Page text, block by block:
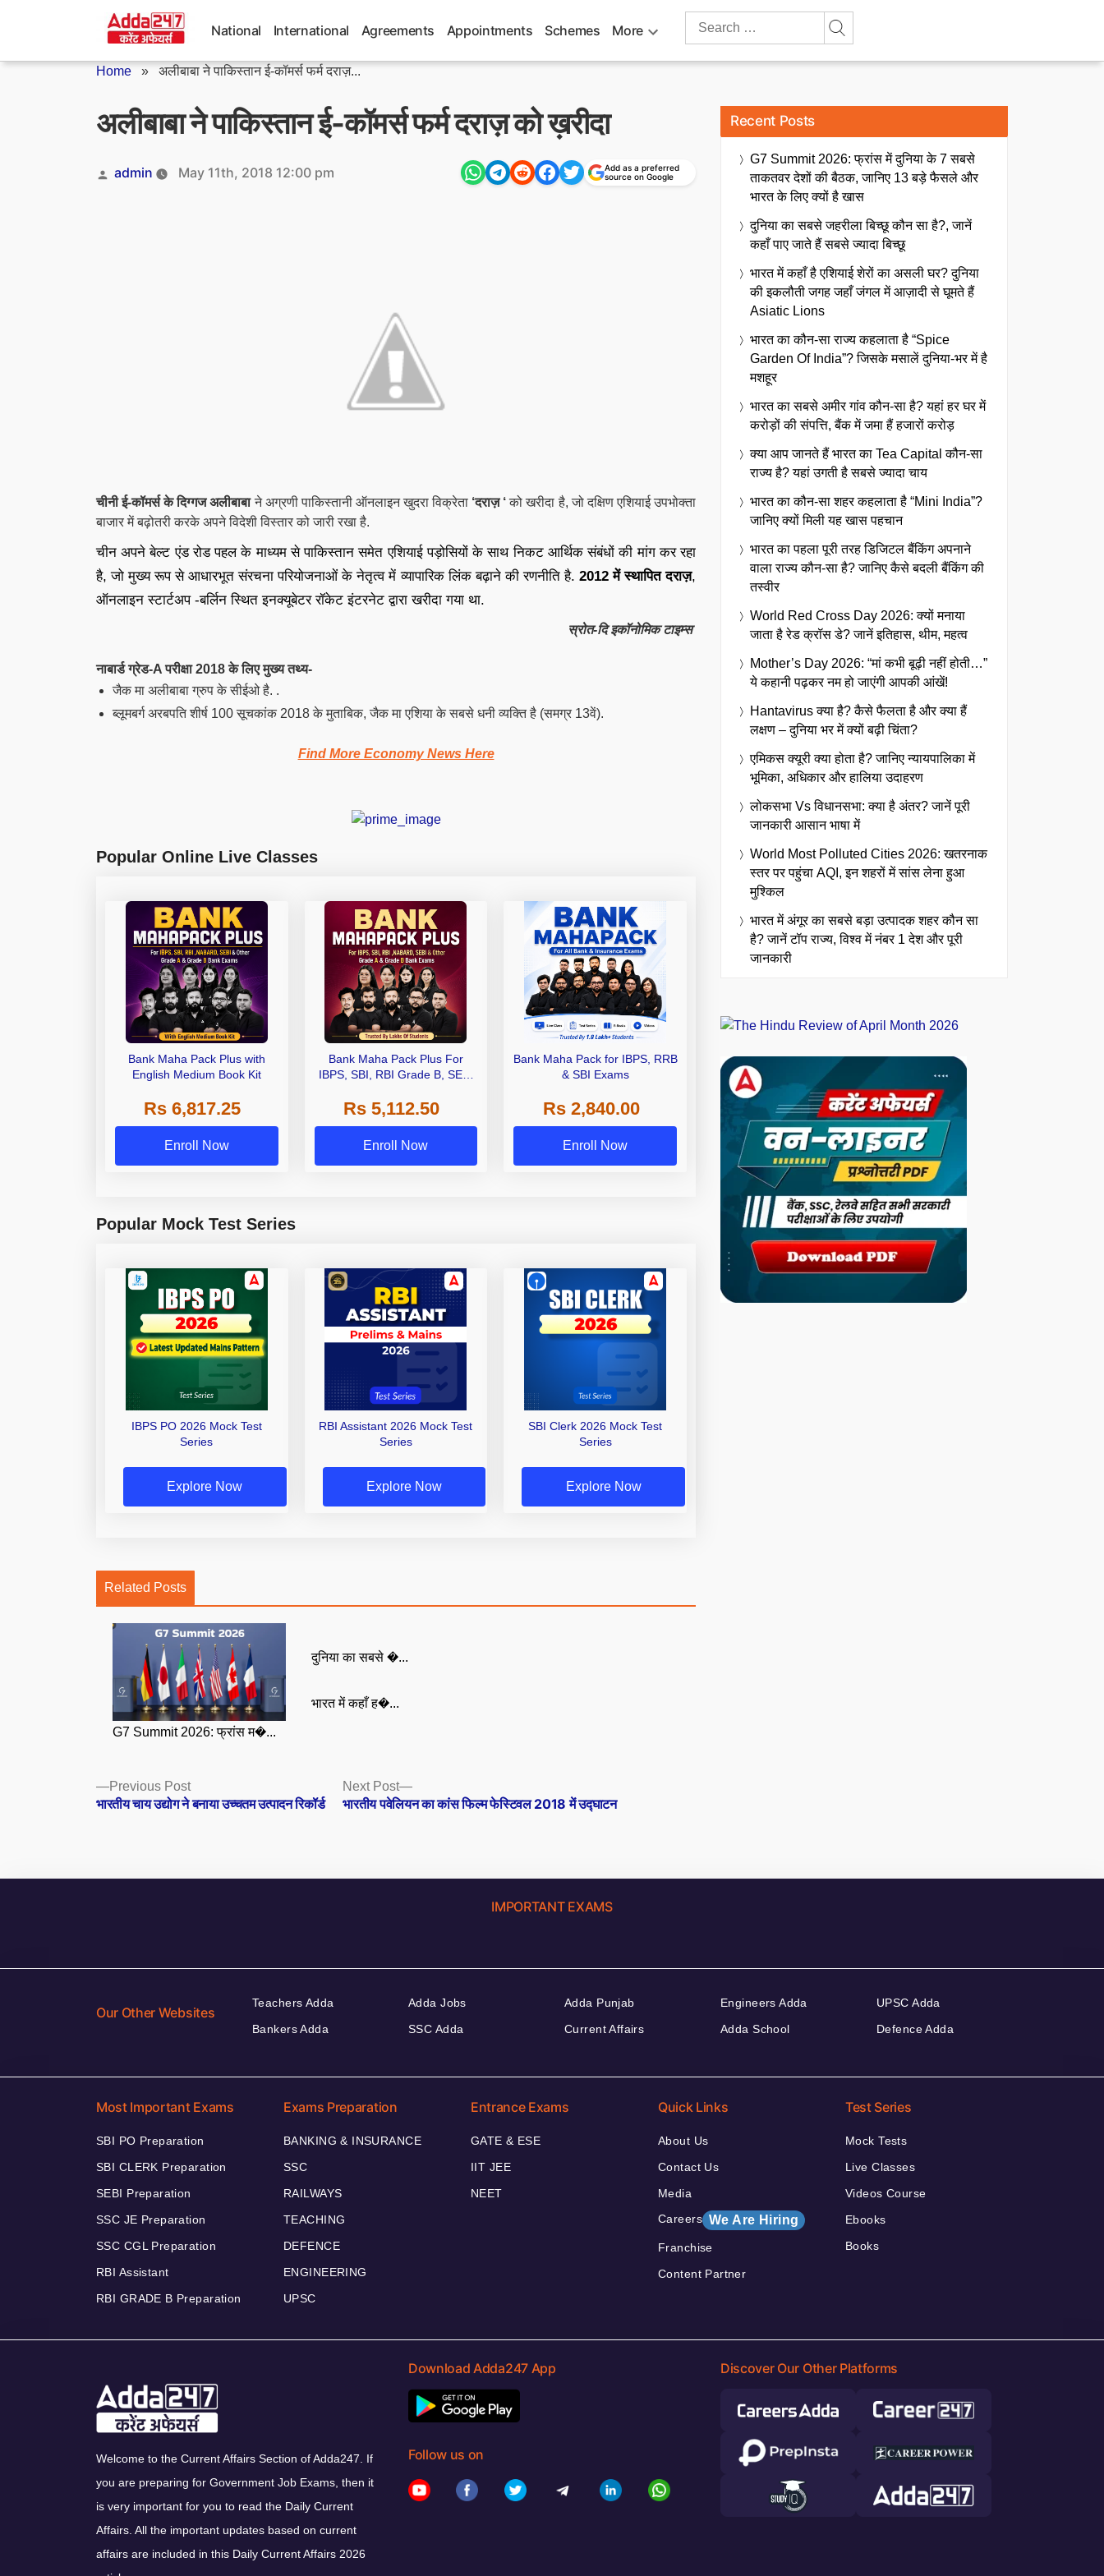
National International Agreements Appointments Schemes More
Search
Home » अलीबाबा ने पाकिस्तान ई-कॉमर्स फर्म दराज़...
अलीबाबा ने पाकिस्तान ई-कॉमर्स फर्म दराज़ को ख़रीदा
Posted
admin May 11th, 2018 12:00 pm
Add as a preferred
source on Google
चीनी ई-कॉमर्स के दिग्गज अलीबाबाने अग्रणी पाकिस्तानी ऑनलाइन खुदरा विक्रेता ‘दराज़ ‘को खरीदा है, जो दक्षिण एशियाई उपभोक्ता
बाजार में बढ़ोतरी करके अपने विदेशी विस्तार को जारी रखा है.
चीन अपने बेल्ट एंड रोड पहल के माध्यम से पाकिस्तान समेत एशियाई पड़ोसियों के साथ निकट आर्थिक संबंधों की मांग कर रहा
है, जो मुख्य रूप से आधारभूत संरचना परियोजनाओं के नेतृत्व में व्यापारिक लिंक बढ़ाने की रणनीति है. 2012 में स्थापित दराज़,
ऑनलाइन स्टार्टअप -बर्लिन स्थित इनक्यूबेटर रॉकेट इंटरनेट द्वारा खरीदा गया था.
स्रोत-दि इकॉनोमिक टाइम्स
नाबार्ड ग्रेड-A परीक्षा 2018 के लिए मुख्य तथ्य-
जैक मा अलीबाबा ग्रुप के सीईओ है. .
ब्लूमबर्ग अरबपति शीर्ष 100 सूचकांक 2018 के मुताबिक, जैक मा एशिया के सबसे धनी व्यक्ति है (समग्र 13वें).
Find More Economy News Here
Popular Online Live Classes
Bank Maha Pack Plus with
English Medium Book Kit
Rs 6,817.25
Enroll Now
Bank Maha Pack Plus For
IBPS, SBI, RBI Grade B, SEBI
Other Grade A & Grade B Bank
Exams
Rs 5,112.50
Enroll Now
Bank Maha Pack for IBPS, RRB
& SBI Exams
Rs 2,840.00
Enroll Now
Popular Mock Test Series
IBPS PO 2026 Mock Test
Series
Explore Now
RBI Assistant 2026 Mock Test
Series
Explore Now
SBI Clerk 2026 Mock Test
Series
Explore Now
Related Posts
G7 Summit 2026: फ्रांस म�...
दुनिया का सबसे �...
भारत में कहाँ ह�...
Posts
navigation
Previous PostPrevious
post:
भारतीय चाय उद्योग ने बनाया उच्चतम उत्पादन रिकॉर्ड
Next Post
Next
post:
भारतीय पवेलियन का कांस फिल्म फेस्टिवल 2018 में उद्घाटन
Recent Posts
G7 Summit 2026: फ्रांस में दुनिया के 7 सबसे
ताकतवर देशों की बैठक, जानिए 13 बड़े फैसले और
भारत के लिए क्यों है खास
दुनिया का सबसे जहरीला बिच्छू कौन सा है?, जानें
कहाँ पाए जाते हैं सबसे ज्यादा बिच्छू
भारत में कहाँ है एशियाई शेरों का असली घर? दुनिया
की इकलौती जगह जहाँ जंगल में आज़ादी से घूमते हैं
Asiatic Lions
भारत का कौन-सा राज्य कहलाता है “Spice
Garden Of India”? जिसके मसालें दुनिया-भर में है
मशहूर
भारत का सबसे अमीर गांव कौन-सा है? यहां हर घर में
करोड़ों की संपत्ति, बैंक में जमा हैं हजारों करोड़
क्या आप जानते हैं भारत का Tea Capital कौन-सा
राज्य है? यहां उगती है सबसे ज्यादा चाय
भारत का कौन-सा शहर कहलाता है “Mini India”?
जानिए क्यों मिली यह खास पहचान
भारत का पहला पूरी तरह डिजिटल बैंकिंग अपनाने
वाला राज्य कौन-सा है? जानिए कैसे बदली बैंकिंग की
तस्वीर
World Red Cross Day 2026: क्यों मनाया
जाता है रेड क्रॉस डे? जानें इतिहास, थीम, महत्व
Mother’s Day 2026: “मां कभी बूढ़ी नहीं होती…”
ये कहानी पढ़कर नम हो जाएंगी आपकी आंखें!
Hantavirus क्या है? कैसे फैलता है और क्या हैं
लक्षण – दुनिया भर में क्यों बढ़ी चिंता?
एमिकस क्यूरी क्या होता है? जानिए न्यायपालिका में
भूमिका, अधिकार और हालिया उदाहरण
लोकसभा Vs विधानसभा: क्या है अंतर? जानें पूरी
जानकारी आसान भाषा में
World Most Polluted Cities 2026: खतरनाक
स्तर पर पहुंचा AQI, इन शहरों में सांस लेना हुआ
मुश्किल
भारत में अंगूर का सबसे बड़ा उत्पादक शहर कौन सा
है? जानें टॉप राज्य, विश्व में नंबर 1 देश और पूरी
जानकारी
IMPORTANT EXAMS
Our Other Websites
Teachers Adda
Bankers Adda
Adda Jobs
SSC Adda
Adda Punjab
Current Affairs
Engineers Adda
Adda School
UPSC Adda
Defence Adda
Most Important Exams
SBI PO Preparation
SBI CLERK Preparation
SEBI Preparation
SSC JE Preparation
SSC CGL Preparation
RBI Assistant
RBI GRADE B Preparation
Exams Preparation
BANKING & INSURANCE
SSC
RAILWAYS
TEACHING
DEFENCE
ENGINEERING
UPSC
Entrance Exams
GATE & ESE
IIT JEE
NEET
Quick Links
About Us
Contact Us
Media
Careers We Are Hiring
Franchise
Content Partner
Test Series
Mock Tests
Live Classes
Videos Course
Ebooks
Books
Welcome to the Current Affairs Section of Adda247. If
you are preparing for Government Job Exams, then it
is very important for you to read the Daily Current
Affairs. All the important updates based on current
affairs are included in this Daily Current Affairs 2026
Download Adda247 App
Follow us on
Discover Our Other Platforms